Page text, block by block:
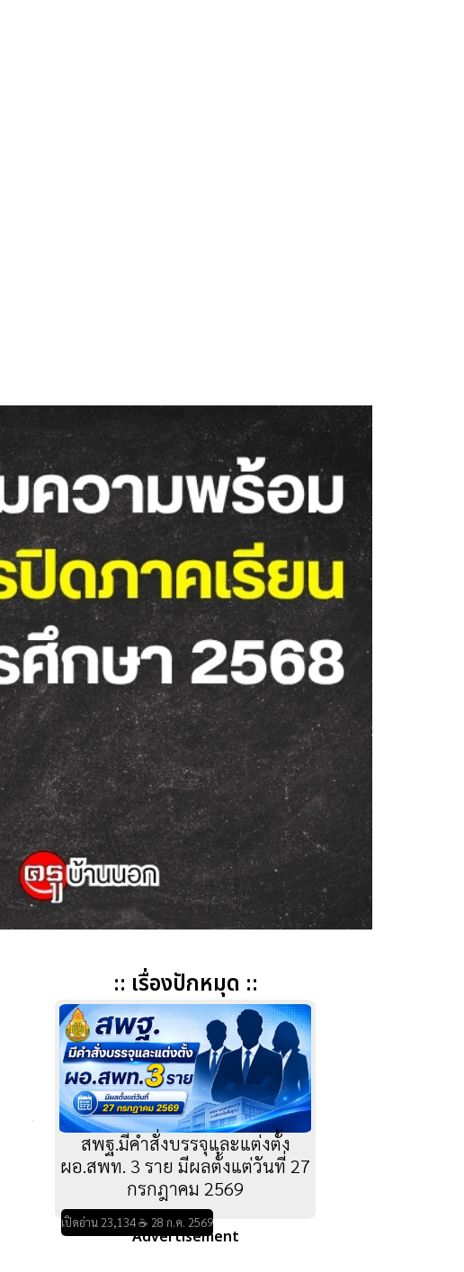
:: เรื่องปักหมุด ::
สพฐ.มีคำสั่งบรรจุและแต่งตั้ง
ผอ.สพท. 3 ราย มีผลตั้งแต่วันที่ 27
กรกฎาคม 2569
เปิดอ่าน 23,134 ☕ 28 ก.ค. 2569
Advertisement